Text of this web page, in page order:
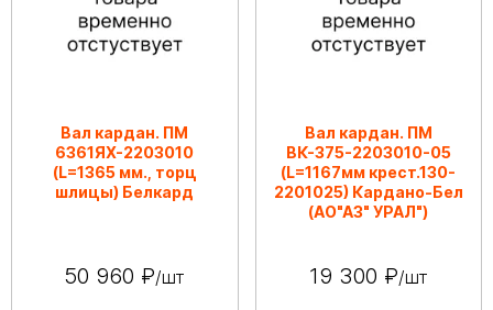
Вал кардан. ПМ
6361ЯХ-2203010
(L=1365 мм., торц
шлицы) Белкард
50 960 ₽/шт
Вал кардан. ПМ
ВК-375-2203010-05
(L=1167мм крест.130-
2201025) Кардано-Бел
(АО"АЗ" УРАЛ")
19 300 ₽/шт